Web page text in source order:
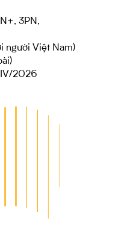
3PN,
người Việt Nam)
2026